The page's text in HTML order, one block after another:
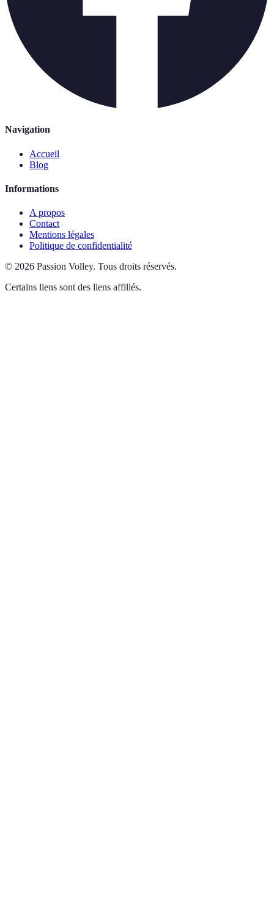
Navigation
Accueil
Blog
Informations
A propos
Contact
Mentions légales
Politique de confidentialité
© 2026 Passion Volley. Tous droits réservés.
Certains liens sont des liens affiliés.